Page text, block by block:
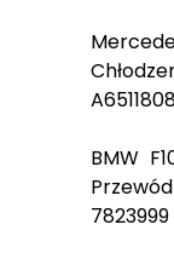
BMW
7823999